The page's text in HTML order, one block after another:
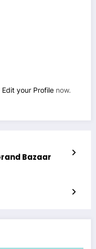
Edit your Profile now.
Bazaar